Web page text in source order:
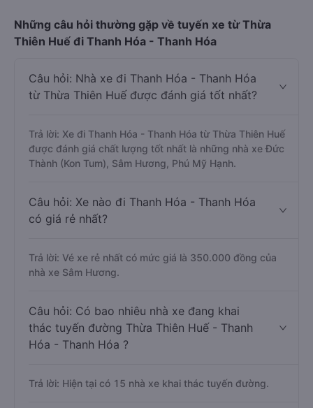
Những câu hỏi thường gặp về tuyến xe từ Thừa
Thiên Huế đi Thanh Hóa - Thanh Hóa
Câu hỏi: Nhà xe đi Thanh Hóa - Thanh Hóa
từ Thừa Thiên Huế được đánh giá tốt nhất?
Trả lời: Xe đi Thanh Hóa - Thanh Hóa từ Thừa Thiên Huế
được đánh giá chất lượng tốt nhất là những nhà xe Đức
Thành (Kon Tum), Sâm Hương, Phú Mỹ Hạnh.
Câu hỏi: Xe nào đi Thanh Hóa - Thanh Hóa
có giá rẻ nhất?
Trả lời: Vé xe rẻ nhất có mức giá là 350.000 đồng của
nhà xe Sâm Hương.
Câu hỏi: Có bao nhiêu nhà xe đang khai
thác tuyến đường Thừa Thiên Huế - Thanh
Hóa - Thanh Hóa ?
Trả lời: Hiện tại có 15 nhà xe khai thác tuyến đường.